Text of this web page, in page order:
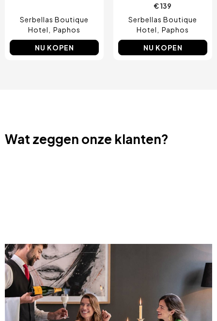
Serbellas Boutique
Hotel
Paphos
NU KOPEN
€ 139
Serbellas Boutique
Hotel
Paphos
NU KOPEN
Wat zeggen onze klanten?